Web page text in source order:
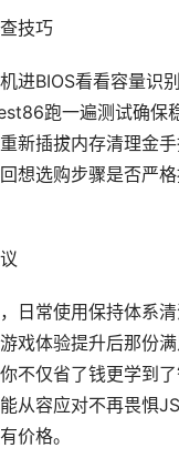
技巧
进BIOS看看容量识
跑一遍测试确保
新插拔内存清理金
想选购步骤是否严
日常使用保持体系
戏体验提升后那份
不仅省了钱更学到
从容应对不再畏惧
价格。